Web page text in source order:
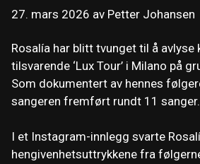
27. mars 2026 av Petter Johansen
Rosalía har blitt tvunget til å avlyse
tilsvarende ‘Lux Tour’ i Milano på
Som dokumentert av hennes
sangeren fremført rundt 11 sanger.
I et Instagram-innlegg svarte
hengivenhetsuttrykkene fra